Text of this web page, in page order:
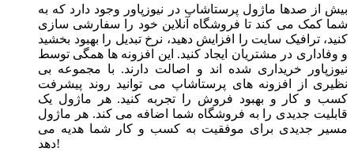
بیش از صدها ماژول پرستاشاپ در نیوزپاور وجود دارد که به
شما کمک می کند تا فروشگاه آنلاین خود را سفارشی سازی
کنید، ترافیک سایت را افزایش دهید، نرخ تبدیل را بهبود بخشید
و وفاداری در مشتریان ایجاد کنید. این افزونه ها همگی توسط
نیوزپاور خریداری شده اند و اصالت دارند. با مجموعه بی
نظیری از افزونه های پرستاشاپ می توانید روند پیشرفت
کسب و کار و بهبود فروش را تجربه کنید. هر ماژول یک
قابلیت جدیدی را به فروشگاه شما اضافه می کند. هر ماژول
مسیر جدیدی برای موفقیت به کسب و کار شما هدیه می
دهد!